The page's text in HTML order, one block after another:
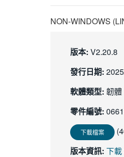
NON-WINDOWS
版本: V2.20.8
發行日期:
軟體類型: 韌體
零件編號:
下載檔案
版本資訊: 下